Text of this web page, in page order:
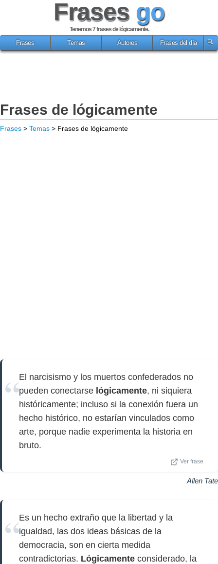
Frases go
Tenemos 7frases de lógicamente.
Frases
Temas Autores Frases del día
Frases de lógicamente
Frases > Temas > Frases de lógicamente
El narcisismo y los muertos confederados no
pueden conectarse lógicamente, ni siquiera
históricamente; incluso si la conexión fuera un
hecho histórico, no estarían vinculados como
arte, porque nadie experimenta la historia en
bruto.
Ver frase
Allen Tate
Es un hecho extraño que la libertad y la
igualdad, las dos ideas básicas de la
democracia, son en cierta medida
contradictorias. Lógicamente considerado, la